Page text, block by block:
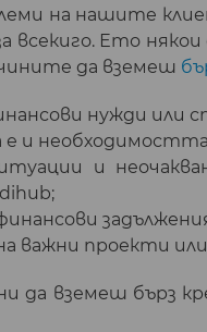
на нашите
всекиго. Ето
да вземеш
нужди или
е и
и
важни проекти
да вземеш бърз